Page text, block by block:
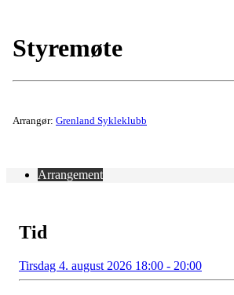
Styremøte
Arrangør: Grenland Sykleklubb
Arrangement
Tid
Tirsdag 4. august 2026 18:00 - 20:00